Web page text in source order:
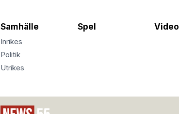
Samhälle
Inrikes
Politik
Utrikes
Spel Video